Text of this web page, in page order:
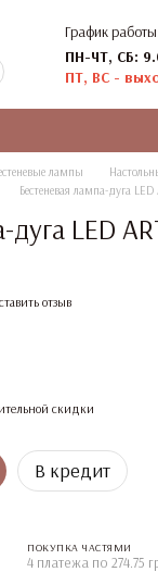
График
ПН-ЧТ, СБ:
ПТ, ВС -
лампы
Бестеневая лампа-дуга
LED
отзыв
скидки
В кредит
ПОКУПКА ЧАСТЯМИ
4 платежа по 274.75